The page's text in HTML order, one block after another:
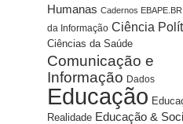
Humanas Cadernos EBAPE.BR
da Informação Ciência
Ciências da Saúde
Comunicação e
Informação Dados
Educação
Realidade Educação &